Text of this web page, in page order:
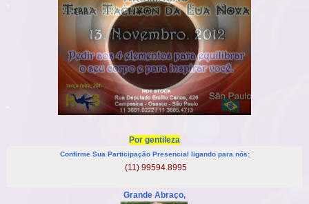
Por gentileza
Confirme Sua Participação Presencial ligando para nós:
(11) 99594.8995
Grande Abraço,